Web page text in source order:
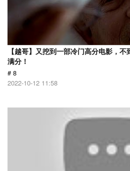
【越哥】又挖到一部冷门高分电影，
满分！
# 8
2022-10-12 11:58